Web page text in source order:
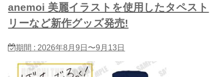
anemoi 美麗イラストを使用したタペスト
リーなど新作グッズ発売!
期間 : 2026年8月9日〜9月13日